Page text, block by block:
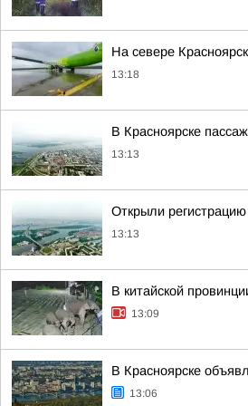
На севере
13:18
В Красноярске
13:13
Открыли
13:13
В китайской
13:09
В Красноярске
13:06